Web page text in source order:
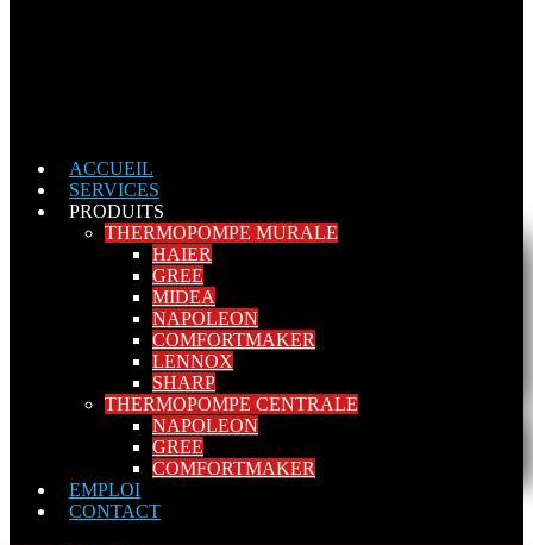
ACCUEIL
SERVICES
PRODUITS
THERMOPOMPE MURALE
HAIER
GREE
MIDEA
NAPOLEON
COMFORTMAKER
LENNOX
SHARP
THERMOPOMPE CENTRALE
NAPOLEON
GREE
COMFORTMAKER
EMPLOI
CONTACT